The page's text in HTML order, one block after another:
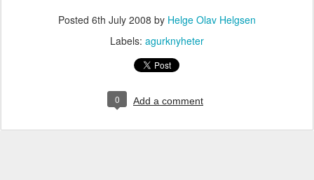
Posted 6th July 2008 by Helge Olav Helgsen
Labels: agurknyheter
0 Add a comment